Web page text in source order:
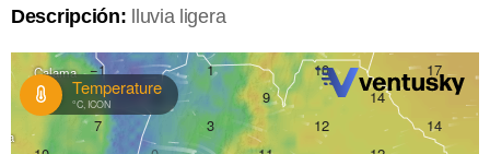
Descripción: lluvia ligera